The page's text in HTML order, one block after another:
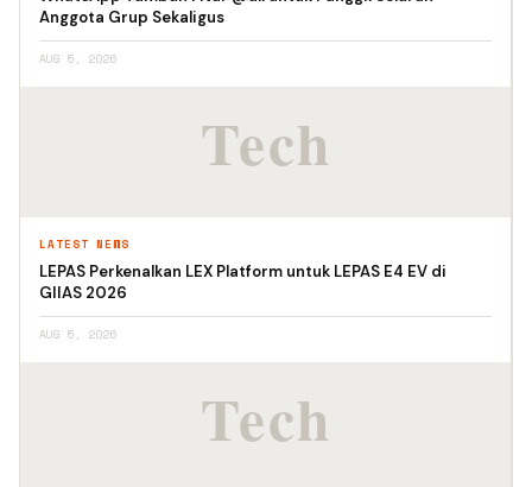
Anggota Grup Sekaligus
AUG 5, 2026
LATEST NEWS
LEPAS Perkenalkan LEX Platform untuk LEPAS E4 EV di
GIIAS 2026
AUG 5, 2026